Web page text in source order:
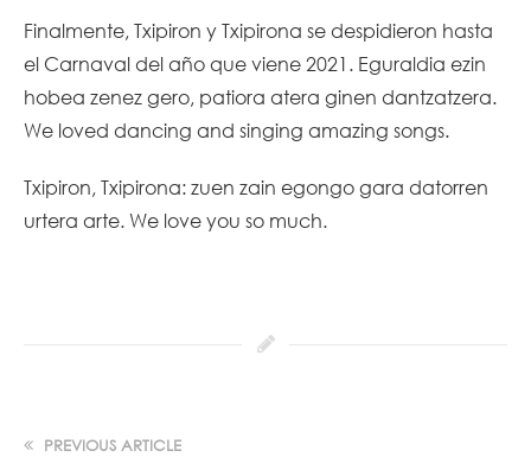
Finalmente, Txipiron y Txipirona se despidieron hasta
el Carnaval del año que viene 2021. Eguraldia ezin
hobea zenez gero, patiora atera ginen dantzatzera.
We loved dancing and singing amazing songs.
Txipiron, Txipirona: zuen zain egongo gara datorren
urtera arte. We love you so much.
PREVIOUS ARTICLE